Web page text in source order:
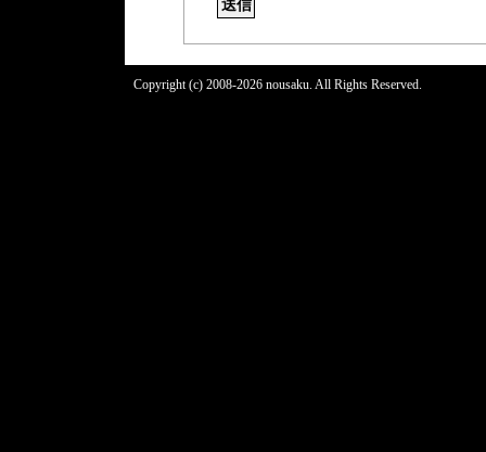
Copyright (c) 2008-2026 nousaku. All Rights Reserved.